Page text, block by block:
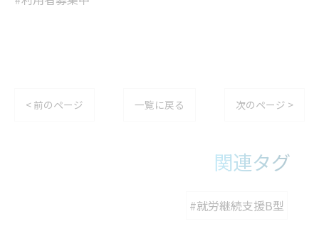
< 前のページ 一覧に戻る 次のページ >
関連タグ
#就労継続支援B型